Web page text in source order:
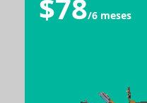
$78/6 meses